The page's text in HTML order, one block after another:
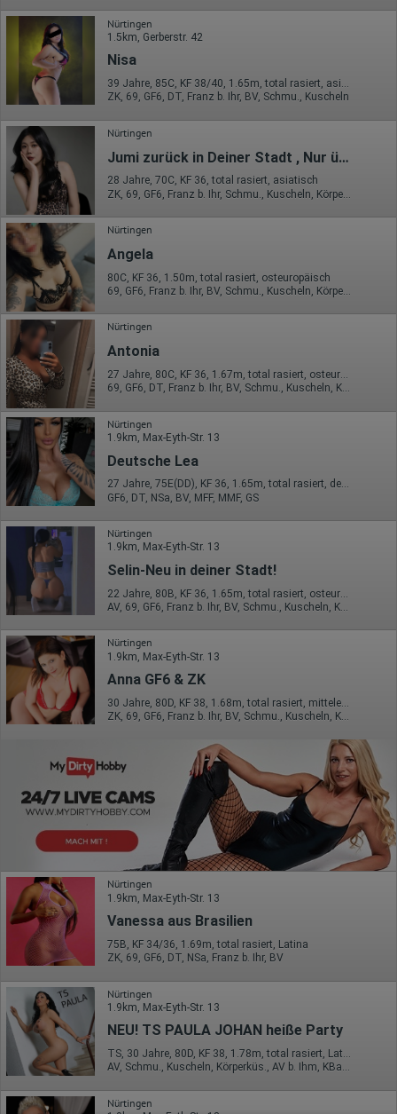
Nürtingen
1.5km, Gerberstr. 42
Nisa
39 Jahre, 85C, KF 38/40, 1.65m, total rasiert, asiatisch
ZK, 69, GF6, DT, Franz b. Ihr, BV, Schmu., Kuscheln
Nürtingen
Jumi zurück in Deiner Stadt , Nur über WhatsApp
28 Jahre, 70C, KF 36, total rasiert, asiatisch
Nürtingen
Angela
80C, KF 36, 1.50m, total rasiert, osteuropäisch
69, GF6, Franz b. Ihr, BV, Schmu., Kuscheln, Körperküs., EL
Nürtingen
Antonia
27 Jahre, 80C, KF 36, 1.67m, total rasiert, osteuropäisch
69, GF6, DT, Franz b. Ihr, BV, Schmu., Kuscheln, Körperküs.
Nürtingen
1.9km, Max-Eyth-Str. 13
Deutsche Lea
27 Jahre, 75E(DD), KF 36, 1.65m, total rasiert, deutsch
GF6, DT, NSa, BV, MFF, MMF, GS
Nürtingen
1.9km, Max-Eyth-Str. 13
Selin-Neu in deiner Stadt!
AV, 69, GF6, Franz b. Ihr, BV, Schmu., Kuscheln, Körperküs.
Nürtingen
1.9km, Max-Eyth-Str. 13
Anna GF6 & ZK
30 Jahre, 80D, KF 38, 1.68m, total rasiert, mitteleuropäisch
ZK, 69, GF6, Franz b. Ihr, BV, Schmu., Kuscheln, Körperküs.
Nürtingen
1.9km, Max-Eyth-Str. 13
Vanessa aus Brasilien
75B, KF 34/36, 1.69m, total rasiert, Latina
ZK, 69, GF6, DT, NSa, Franz b. Ihr, BV
Nürtingen
1.9km, Max-Eyth-Str. 13
NEU! TS PAULA JOHAN heiße Party
TS, 30 Jahre, 80D, KF 38, 1.78m, total rasiert, Latina
AV, Schmu., Kuscheln, Körperküs., AV b. Ihm, KBa, KBp, Mast.
Nürtingen